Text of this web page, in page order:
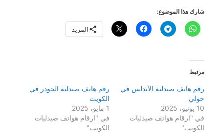
شارك هذا الموضوع:
المزيد
مرتبط
رقم هاتف صيدلية الأندلس في
حولي
10 يونيو، 2025
في "ارقام هواتف صيدليات
الكويت"
رقم هاتف صيدلية الجودر في
الكويت
1 مايو، 2025
في "ارقام هواتف صيدليات
الكويت"